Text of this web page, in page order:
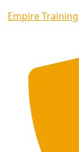
Empire Training